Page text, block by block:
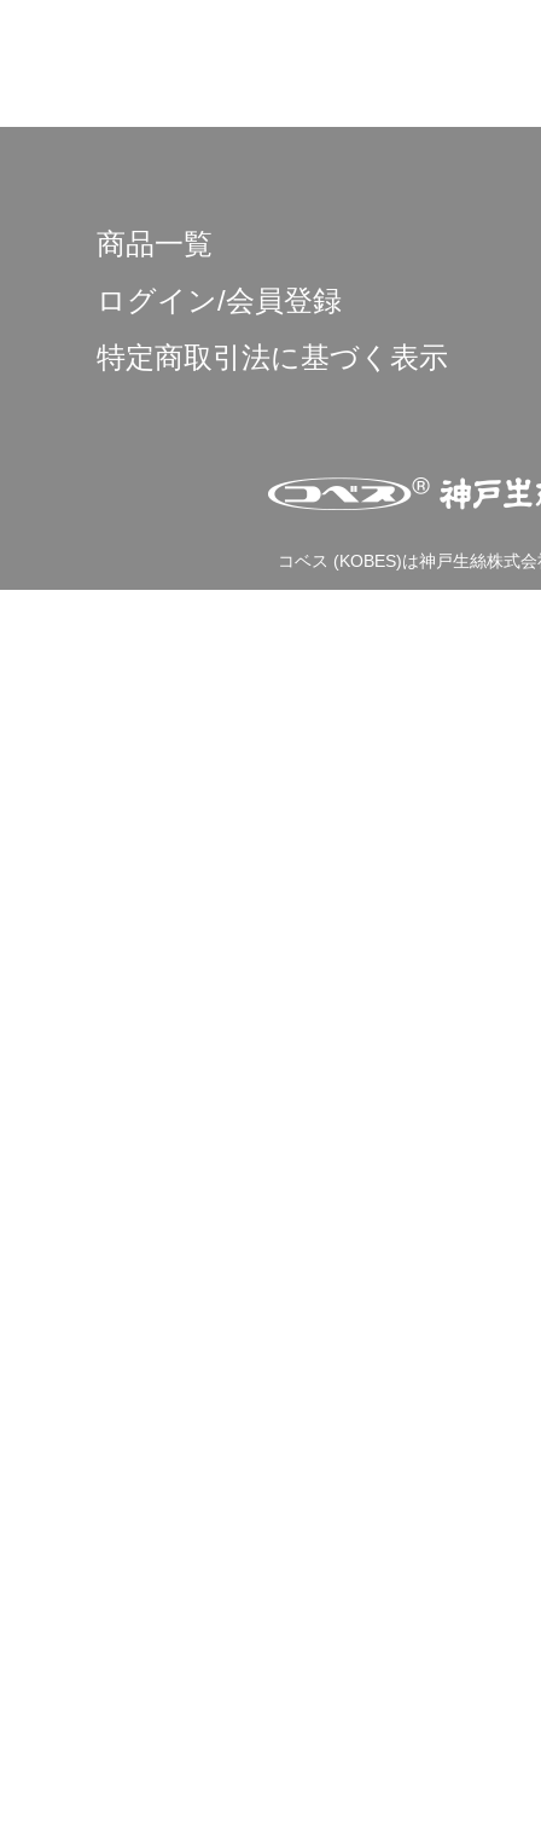
商品一覧
ログイン/会員登録
特定商取引法に基づく表示
コベス (KOBES)は神戸生絲株式